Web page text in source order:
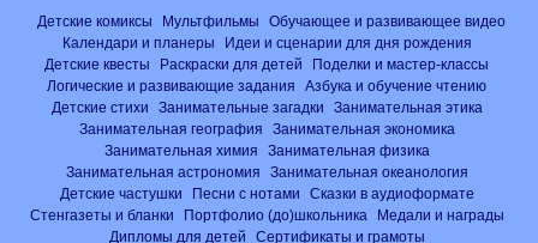
Детские комиксы Мультфильмы
Обучающее и развивающее видео
Календари и планеры
Идеи и сценарии для дня рождения
Детские квесты
Раскраски для детей
Поделки и мастер-классы
Логические и развивающие задания
Азбука и обучение чтению
Детские стихи
Занимательные загадки
Занимательная этика
Занимательная география
Занимательная экономика
Занимательная химия
Занимательная физика
Занимательная астрономия
Занимательная океанология
Детские частушки
Песни с нотами
Сказки в аудиоформате
Стенгазеты и бланки
Портфолио (до)школьника
Медали и награды
Дипломы для детей
Сертификаты и грамоты